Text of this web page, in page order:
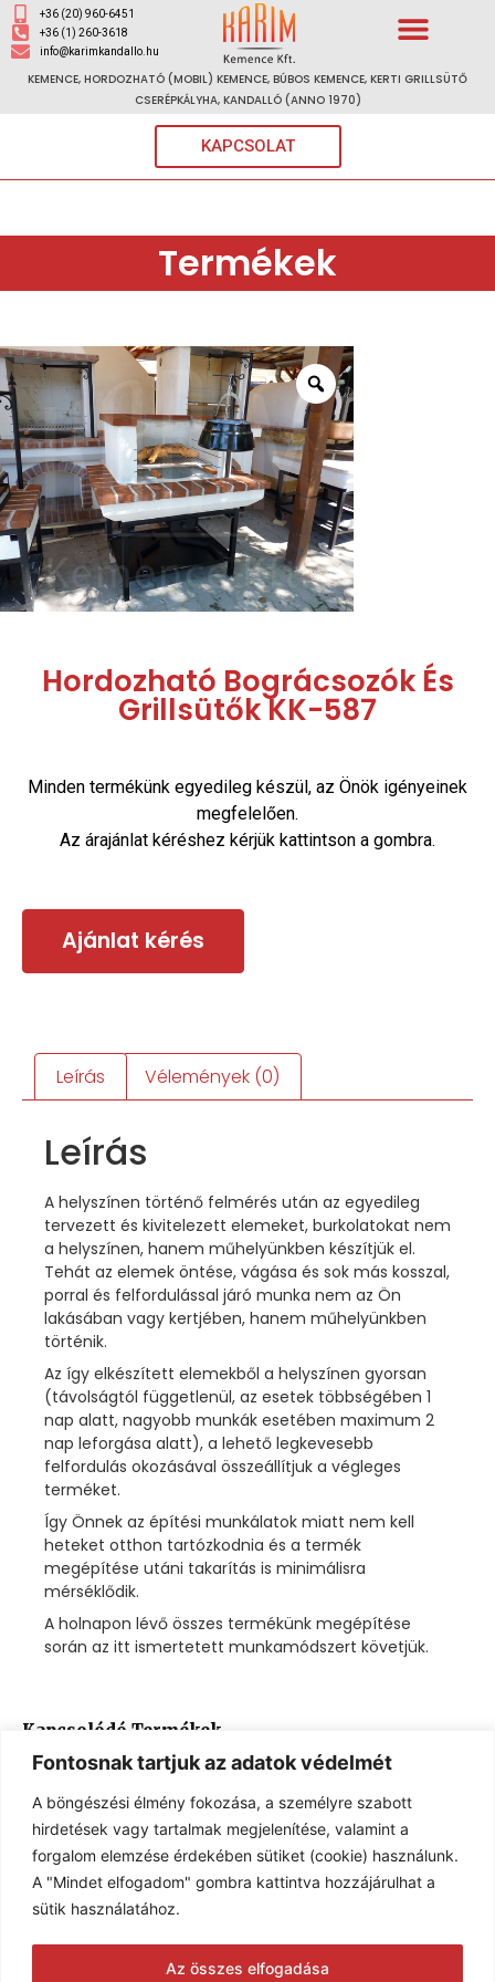
Fontosnak tartjuk az adatok védelmét
A böngészési élmény fokozása, a személyre szabott
hirdetések vagy tartalmak megjelenítése, valamint a
forgalom elemzése érdekében sütiket (cookie) használunk.
A "Mindet elfogadom" gombra kattintva hozzájárulhat a
sütik használatához.
Az összes elfogadása
+36 (20) 960-6451
+36 (1) 260-3618
info@karimkandallo.hu
KEMENCE, HORDOZHATÓ (MOBIL) KEMENCE, BÚBOS KEMENCE, KERTI GRILLSÜTŐ
CSERÉPKÁLYHA, KANDALLÓ (ANNO 1970)
KAPCSOLAT
Termékek
Hordozható Bográcsozók És
Grillsütők KK-587
Minden termékünk egyedileg készül, az Önök igényeinek
megfelelően.
Az árajánlat kéréshez kérjük kattintson a gombra.
Ajánlat kérés
Leírás Vélemények (0)
Leírás
A helyszínen történő felmérés után az egyedileg
tervezett és kivitelezett elemeket, burkolatokat nem
a helyszínen, hanem műhelyünkben készítjük el.
Tehát az elemek öntése, vágása és sok más kosszal,
porral és felfordulással járó munka nem az Ön
lakásában vagy kertjében, hanem műhelyünkben
történik.
Az így elkészített elemekből a helyszínen gyorsan
(távolságtól függetlenül, az esetek többségében 1
nap alatt, nagyobb munkák esetében maximum 2
nap leforgása alatt), a lehető legkevesebb
felfordulás okozásával összeállítjuk a végleges
terméket.
Így Önnek az építési munkálatok miatt nem kell
heteket otthon tartózkodnia és a termék
megépítése utáni takarítás is minimálisra
mérséklődik.
A holnapon lévő összes termékünk megépítése
során az itt ismertetett munkamódszert követjük.
Kapcsolódó Termékek
Hordozható